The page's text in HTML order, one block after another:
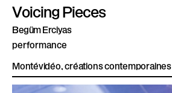
Voicing Pieces
Begüm Erciyas
performance
Montévidéo, créations contemporaines